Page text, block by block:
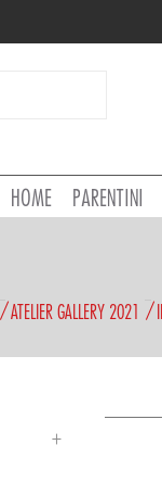
HOME PARENTINI
ATELIER GALLERY 2021